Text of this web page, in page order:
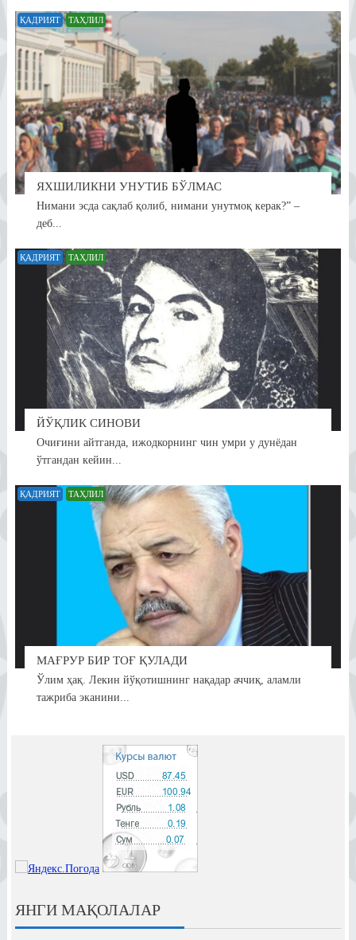
ҚАДРИЯТ ТАҲЛИЛ
ЯХШИЛИКНИ УНУТИБ БЎЛМАС
Нимани эсда сақлаб қолиб, нимани унутмоқ керак?” –
деб...
ҚАДРИЯТ ТАҲЛИЛ
ЙЎҚЛИК СИНОВИ
Очиғини айтганда, ижодкорнинг чин умри у дунёдан
ўтгандан кейин...
ҚАДРИЯТ ТАҲЛИЛ
МАҒРУР БИР ТОҒ ҚУЛАДИ
Ўлим ҳақ. Лекин йўқотишнинг нақадар аччиқ, аламли
тажриба эканини...
ЯНГИ МАҚОЛАЛАР